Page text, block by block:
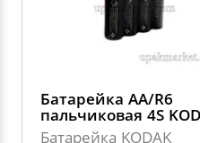
Батарейка АА/R6
пальчиковая 4S
Батарейка KODAK